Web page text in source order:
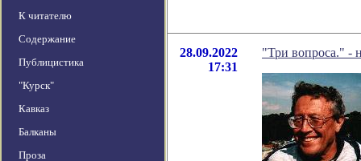
К читателю
Содержание
Публицистика
"Курск"
Кавказ
Балканы
Проза
28.09.2022
17:31
"Три вопроса." -